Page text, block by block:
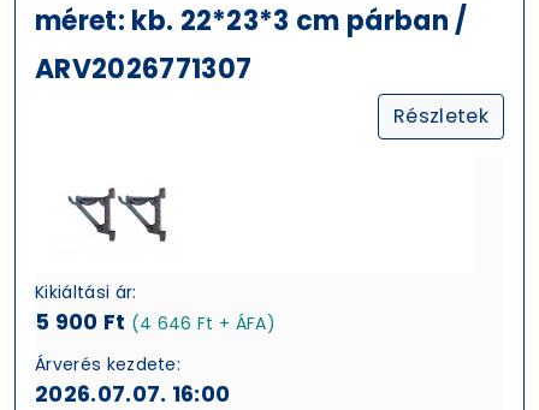
méret: kb. 22*23*3 cm párban /
ARV2026771307
Részletek
Kikiáltási ár:
5 900 Ft (4 646 Ft + ÁFA)
Árverés kezdete:
2026.07.07. 16:00